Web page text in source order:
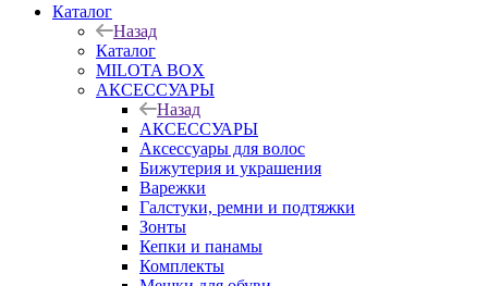
Каталог
Назад
Каталог
MILOTA BOX
АКСЕССУАРЫ
Назад
АКСЕССУАРЫ
Аксессуары для волос
Бижутерия и украшения
Варежки
Галстуки, ремни и подтяжки
Зонты
Кепки и панамы
Комплекты